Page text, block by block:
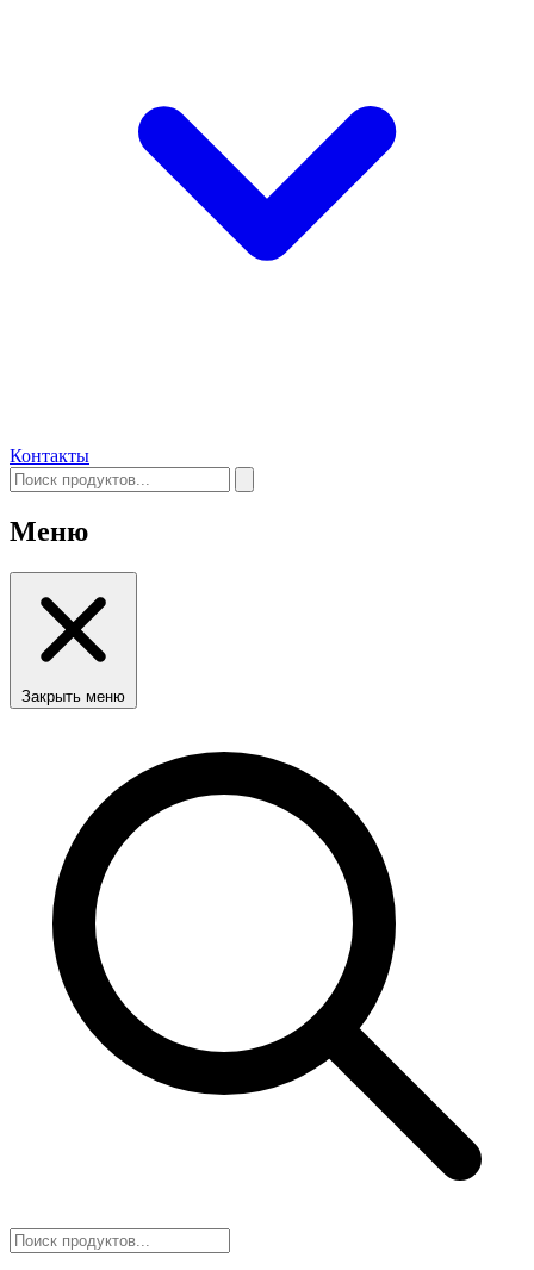
Контакты
Меню
Закрыть меню